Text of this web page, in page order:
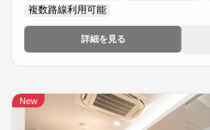
複数路線利用可能
詳細を見る
New